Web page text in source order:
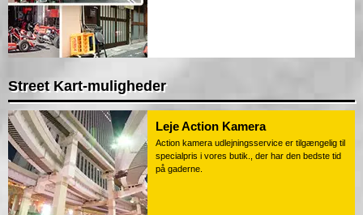
Street Kart-muligheder
Leje Action Kamera
Action kamera udlejningsservice er tilgængelig til
specialpris i vores butik., der har den bedste tid
på gaderne.